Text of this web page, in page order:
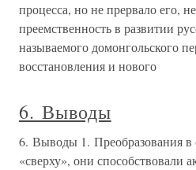
процесса, но не прервало его,
преемственность в развитии
называемого домонгольского
восстановления и нового
6. Выводы
6. Выводы 1. Преобразования в
«сверху», они способствовали